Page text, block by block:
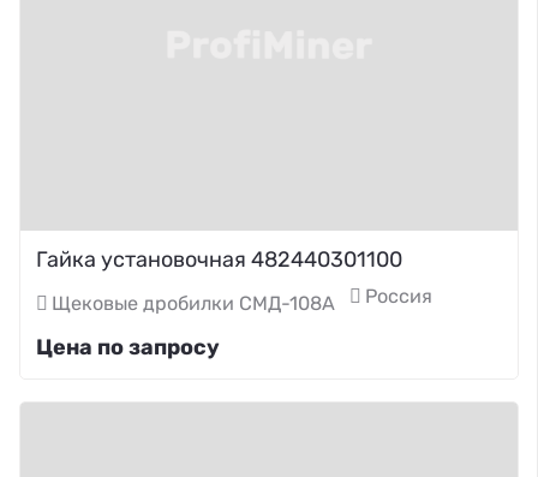
Гайка установочная 482440301100
Щековые дробилки СМД-108А Россия
Цена по запросу